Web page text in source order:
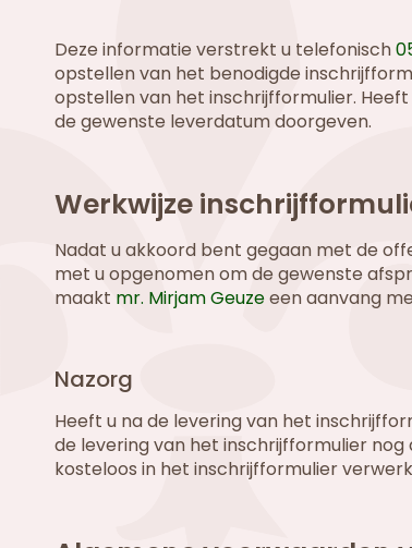
Deze informatie verstrekt u telefonisch
opstellen van het benodigde
opstellen van het inschrijfformulier.
de gewenste leverdatum doorgeven.
Werkwijze
Nadat u akkoord bent gegaan met de
met u opgenomen om de gewenste
maakt mr. Mirjam Geuzeeen aanvang
Nazorg
Heeft u na de levering van het
de levering van het inschrijfformulier
kosteloos in het inschrijfformulier